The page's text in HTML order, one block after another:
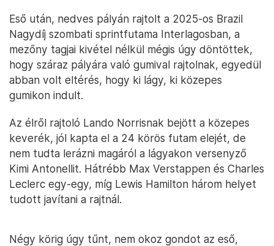
Eső után, nedves pályán rajtolt a 2025-os Brazil
Nagydíj szombati sprintfutama Interlagosban, a
mezőny tagjai kivétel nélkül mégis úgy döntöttek,
hogy száraz pályára való gumival rajtolnak, egyedül
abban volt eltérés, hogy ki lágy, ki közepes
gumikon indult.
Az élről rajtoló Lando Norrisnak bejött a közepes
keverék, jól kapta el a 24 körös futam elejét, de
nem tudta lerázni magáról a lágyakon versenyző
Kimi Antonellit. Hátrébb Max Verstappen és Charles
Leclerc egy-egy, míg Lewis Hamilton három helyet
tudott javítani a rajtnál.
Négy körig úgy tűnt, nem okoz gondot az eső,